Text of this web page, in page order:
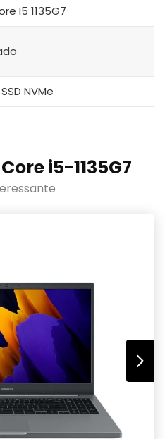
I5 1135G7
NVMe
i5-1135G7